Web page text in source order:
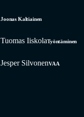
Joonas Kaltiainen
Tuomas IiskolaTyöntäminen
Jesper SilvonenVAA